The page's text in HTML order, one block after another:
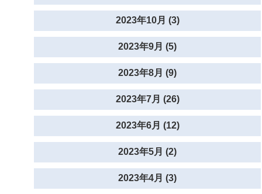
2023年10月 (3)
2023年9月 (5)
2023年8月 (9)
2023年7月 (26)
2023年6月 (12)
2023年5月 (2)
2023年4月 (3)